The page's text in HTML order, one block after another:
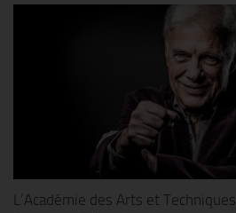
L’Académie des Arts et